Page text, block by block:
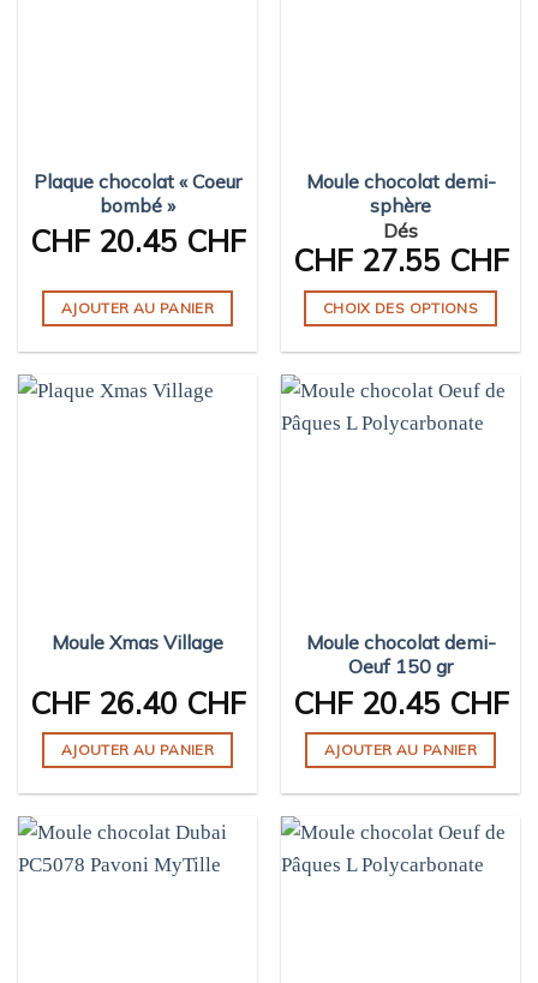
Plaque chocolat « Coeur
bombé »
CHF20.45 CHF
AJOUTER AU PANIER
Moule chocolat demi-
sphère
Dés
CHF27.55 CHF
CHOIX DES OPTIONS
a
plusieurs
la
page
du
Moule Xmas Village
CHF26.40 CHF
AJOUTER AU PANIER
Moule chocolat demi-
Oeuf 150 gr
CHF20.45 CHF
AJOUTER AU PANIER